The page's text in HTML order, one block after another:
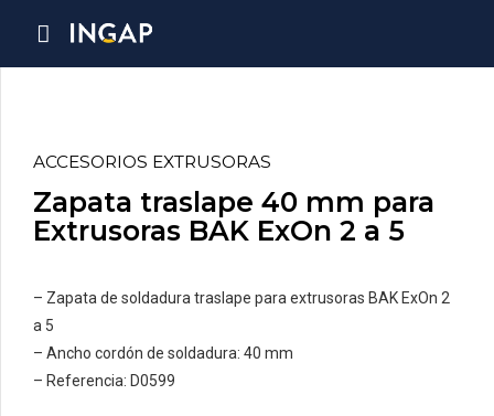
ACCESORIOS EXTRUSORAS
Zapata traslape 40 mm para
Extrusoras BAK ExOn 2 a 5
– Zapata de soldadura traslape para extrusoras BAK ExOn 2
a 5
– Ancho cordón de soldadura: 40 mm
– Referencia: D0599